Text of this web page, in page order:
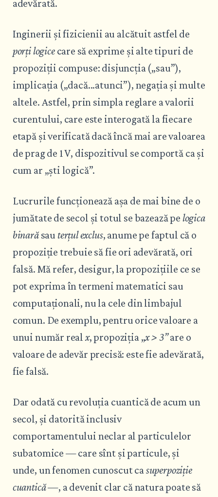
adevărată.
Inginerii și fizicienii au alcătuit astfel de
porți logicecare să exprime și alte tipuri de
propoziții compuse: disjuncția („sau”),
implicația („dacă...atunci”), negația și multe
altele. Astfel, prin simpla reglare a valorii
curentului, care este interogată la fiecare
etapă și verificată dacă încă mai are valoarea
de prag de 1 V, dispozitivul se comportă ca și
cum ar „ști logică”.
Lucrurile funcționează așa de mai bine de o
jumătate de secol și totul se bazează pe logica
binarăsau terțul exclus, anume pe faptul că o
propoziție trebuie să fie ori adevărată, ori
falsă. Mă refer, desigur, la propozițiile ce se
pot exprima în termeni matematici sau
computaționali, nu la cele din limbajul
comun. De exemplu, pentru orice valoare a
unui număr realx, propoziția „x > 3”are o
valoare de adevăr precisă: este fie adevărată,
fie falsă.
Dar odată cu revoluția cuantică de acum un
secol, și datorită inclusiv
comportamentului neclar al particulelor
subatomice — care sînt și particule, și
unde, un fenomen cunoscut ca superpoziție
cuantică—, a devenit clar că natura poate să